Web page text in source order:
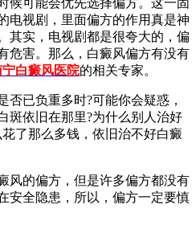
电视剧，里面偏方的作用真是神
其实，电视剧都是很夸大的，偏
危害。那么，白癜风偏方有没有
宁白癜风医院的相关专家。
已负重多时?可能你会疑惑，
斑依旧在那里?为什么别人治好
了那么多钱，依旧治不好白癜
的偏方，但是许多偏方都没有
安全隐患，所以，偏方一定要慎